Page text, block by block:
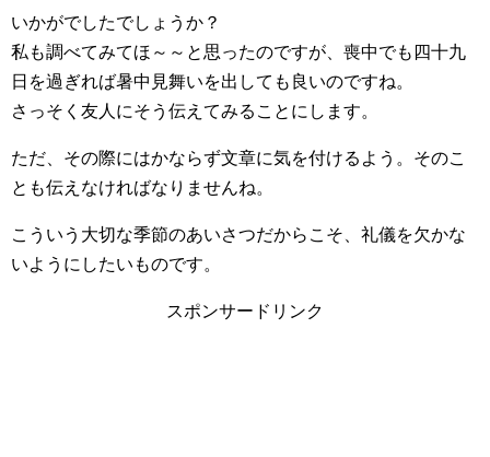
いかがでしたでしょうか？
私も調べてみてほ～～と思ったのですが、喪中でも四十九
日を過ぎれば暑中見舞いを出しても良いのですね。
さっそく友人にそう伝えてみることにします。
ただ、その際にはかならず文章に気を付けるよう。そのこ
とも伝えなければなりませんね。
こういう大切な季節のあいさつだからこそ、礼儀を欠かな
いようにしたいものです。
スポンサードリンク